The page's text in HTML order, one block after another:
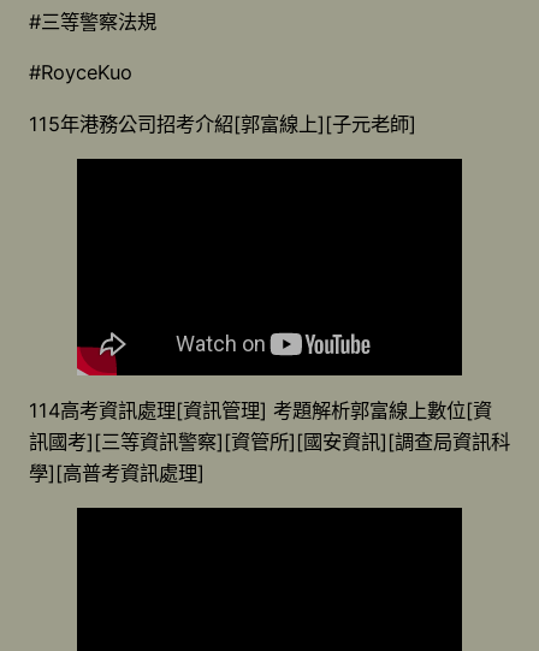
#三等警察法規
#RoyceKuo
115年港務公司招考介紹[郭富線上][子元老師]
114高考資訊處理[資訊管理] 考題解析郭富線上數位[資
訊國考][三等資訊警察][資管所][國安資訊][調查局資訊科
學][高普考資訊處理]